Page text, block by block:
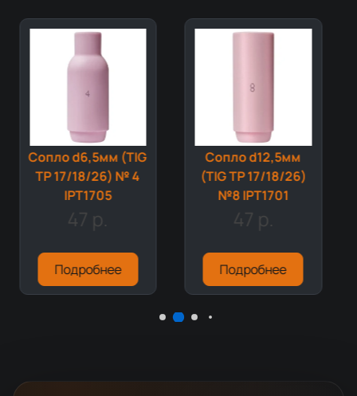
Сопло d6,5мм (TIG
TP 17/18/26) № 4
IPT1705
47 р.
Подробнее
Сопло d12,5мм
(TIG TP 17/18/26)
№8 IPT1701
47 р.
Подробнее